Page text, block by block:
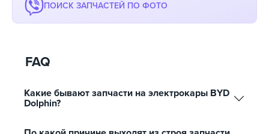
ПОИСК ЗАПЧАСТЕЙ ПО ФОТО
FAQ
Какие бывают запчасти на электрокары BYD
Dolphin?